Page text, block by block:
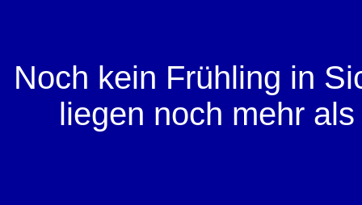
Noch kein Frühling in
liegen noch mehr